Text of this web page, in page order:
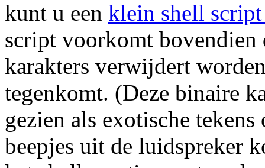
kunt u een klein shell
script voorkomt bovendien
karakters verwijdert
tegenkomt. (Deze binaire
gezien als exotische
beepjes uit de luidspreker